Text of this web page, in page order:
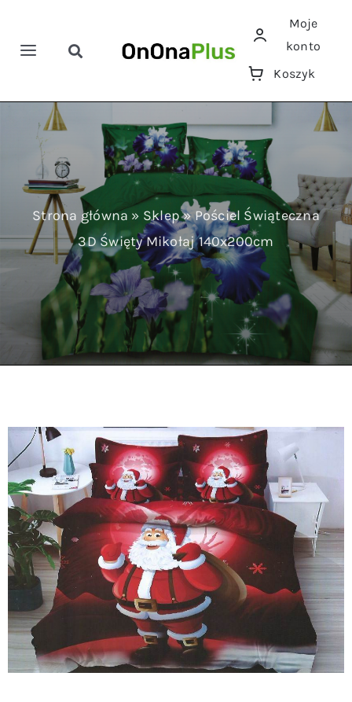
zawartości
Toggle
Pościele
Ręczniki
Koce
Prześcieradła
Toggle
Moje
konto
Koszyk
Strona główna » Sklep»Pościel Świąteczna
3D Święty Mikołaj 140x200cm